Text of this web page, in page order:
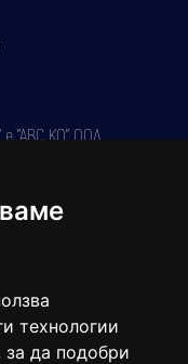
технологии
за да подобри
"АВС КО" ООД,